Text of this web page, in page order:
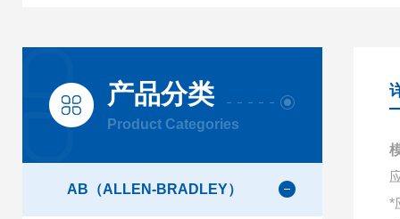
产品分类
Product Categories
AB（ALLEN-BRADLEY）
*